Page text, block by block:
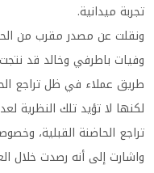
تجربة ميدانية.
ونقلت عن مصدر مقرب من
وفيات باطرفي وخالد قد
طريق عملاء في ظل تراجع
لكنها لا تؤيد تلك النظرية
تراجع الحاضنة القبلية،
واشارت إلى أنه رصدت خلال